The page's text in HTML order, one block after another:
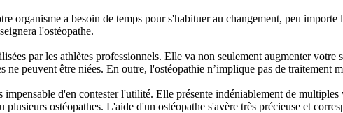
organisme a besoin de temps pour s'habituer au changement, peu
l'ostéopathe.
par les athlètes professionnels. Elle va non seulement augmenter
ne peuvent être niées. En outre, l'ostéopathie n’implique pas de
d'en contester l'utilité. Elle présente indéniablement de
ostéopathes. L'aide d'un ostéopathe s'avère très précieuse et